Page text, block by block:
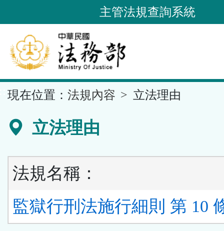
到
要
內
容
區
主管法規查詢系統
現在位置： 法規內容 立法理由
立法理由
法規名稱：
監獄行刑法施行細則 第 10